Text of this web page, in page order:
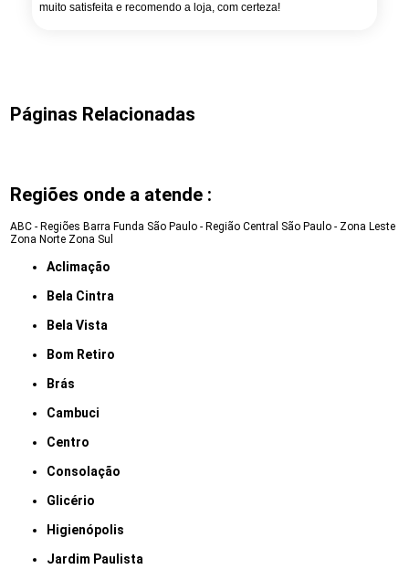
muito satisfeita e recomendo a loja, com certeza!
Páginas Relacionadas
Regiões onde a atende :
ABC - Regiões Barra Funda São Paulo - Região Central São Paulo - Zona Leste
Zona Norte Zona Sul
Aclimação
Bela Cintra
Bela Vista
Bom Retiro
Brás
Cambuci
Centro
Consolação
Glicério
Higienópolis
Jardim Paulista